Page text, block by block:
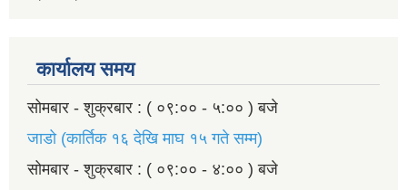
कार्यालय समय
सोमबार - शुक्रबार : ( ०९:०० - ५:०० ) बजे
जाडो (कार्तिक १६ देखि माघ १५ गते सम्म)
सोमबार - शुक्रबार : ( ०९:०० - ४:०० ) बजे